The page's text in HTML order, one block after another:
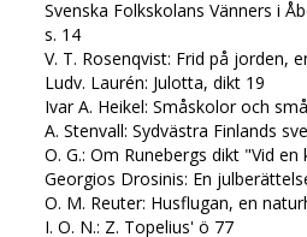
Svenska Folkskolans Vänners i
s. 14
V. T. Rosenqvist: Frid på jorden,
Ludv. Laurén: Julotta, dikt 19
Ivar A. Heikel: Småskolor och
A. Stenvall: Sydvästra Finlands
O. G.: Om Runebergs dikt "Vid en
Georgios Drosinis: En
O. M. Reuter: Husflugan, en
I. O. N.: Z. Topelius' ö 77